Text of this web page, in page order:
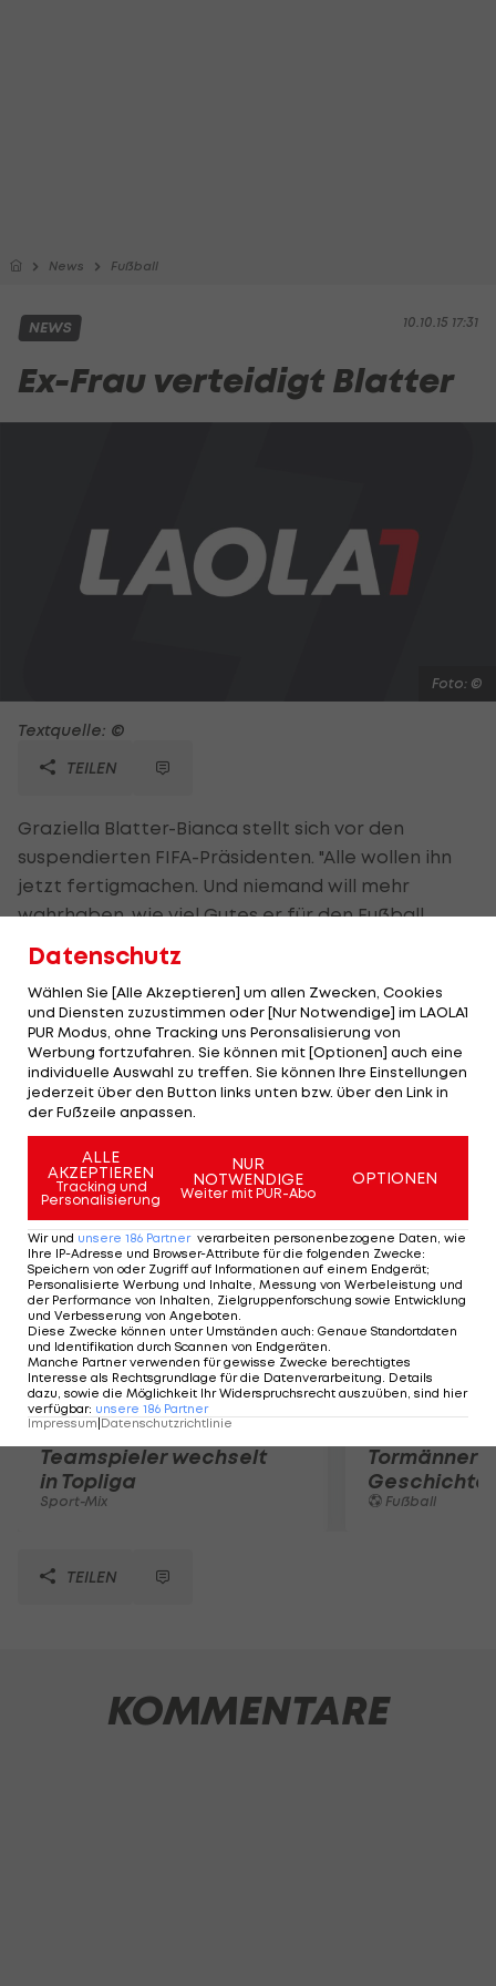
News Fußball
10.10.15 17:31
NEWS
Ex-Frau verteidigt Blatter
Foto: ©
Textquelle: ©
TEILEN
Graziella Blatter-Bianca stellt sich vor den
suspendierten FIFA-Präsidenten. "Alle wollen ihn
jetzt fertigmachen. Und niemand will mehr
wahrhaben, wie viel Gutes er für den Fußball
getan hat - insbesondere für die
Frauenförderung, auf dem Rasen ebenso wie in
den Funktionärsreihen", so die Ex-Frau Joseph
Blatters gegenüber dem "Tages-Anzeiger". Die
ehemalige Delfin-Trainerin war zwischen 2002 bis
2004 mit ihm verheiratet. Sie habe nach der
Suspendierung mit ihm gesprochen, er sei "okay".
Mehr zum Thema
Karrieresprung! ÖVV-
Teamspieler wechselt
in Topliga
Sport-Mix
Tormänner
Geschichte
Fußball
TEILEN
KOMMENTARE
Datenschutz
Wählen Sie [Alle Akzeptieren] um allen Zwecken, Cookies
und Diensten zuzustimmen oder [Nur Notwendige] im LAOLA1
PUR Modus, ohne Tracking uns Peronsalisierung von
Werbung fortzufahren. Sie können mit [Optionen] auch eine
individuelle Auswahl zu treffen. Sie können Ihre Einstellungen
jederzeit über den Button links unten bzw. über den Link in
der Fußzeile anpassen.
ALLE
AKZEPTIEREN
Tracking und
Personalisierung
NUR
NOTWENDIGE
Weiter mit PUR-Abo
OPTIONEN
Wir und unsere 186 Partner verarbeiten personenbezogene Daten, wie
Ihre IP-Adresse und Browser-Attribute für die folgenden Zwecke:
Speichern von oder Zugriff auf Informationen auf einem Endgerät;
Personalisierte Werbung und Inhalte, Messung von Werbeleistung und
der Performance von Inhalten, Zielgruppenforschung sowie Entwicklung
und Verbesserung von Angeboten.
Diese Zwecke können unter Umständen auch: Genaue Standortdaten
und Identifikation durch Scannen von Endgeräten.
Manche Partner verwenden für gewisse Zwecke berechtigtes
Interesse als Rechtsgrundlage für die Datenverarbeitung. Details
dazu, sowie die Möglichkeit Ihr Widerspruchsrecht auszuüben, sind hier
verfügbar: unsere 186 Partner
Impressum Datenschutzrichtlinie